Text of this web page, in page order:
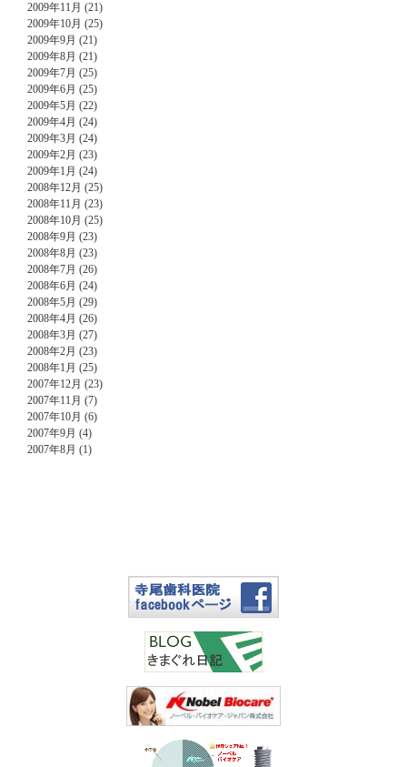
2009年11月 (21)
2009年10月 (25)
2009年9月 (21)
2009年8月 (21)
2009年7月 (25)
2009年6月 (25)
2009年5月 (22)
2009年4月 (24)
2009年3月 (24)
2009年2月 (23)
2009年1月 (24)
2008年12月 (25)
2008年11月 (23)
2008年10月 (25)
2008年9月 (23)
2008年8月 (23)
2008年7月 (26)
2008年6月 (24)
2008年5月 (29)
2008年4月 (26)
2008年3月 (27)
2008年2月 (23)
2008年1月 (25)
2007年12月 (23)
2007年11月 (7)
2007年10月 (6)
2007年9月 (4)
2007年8月 (1)